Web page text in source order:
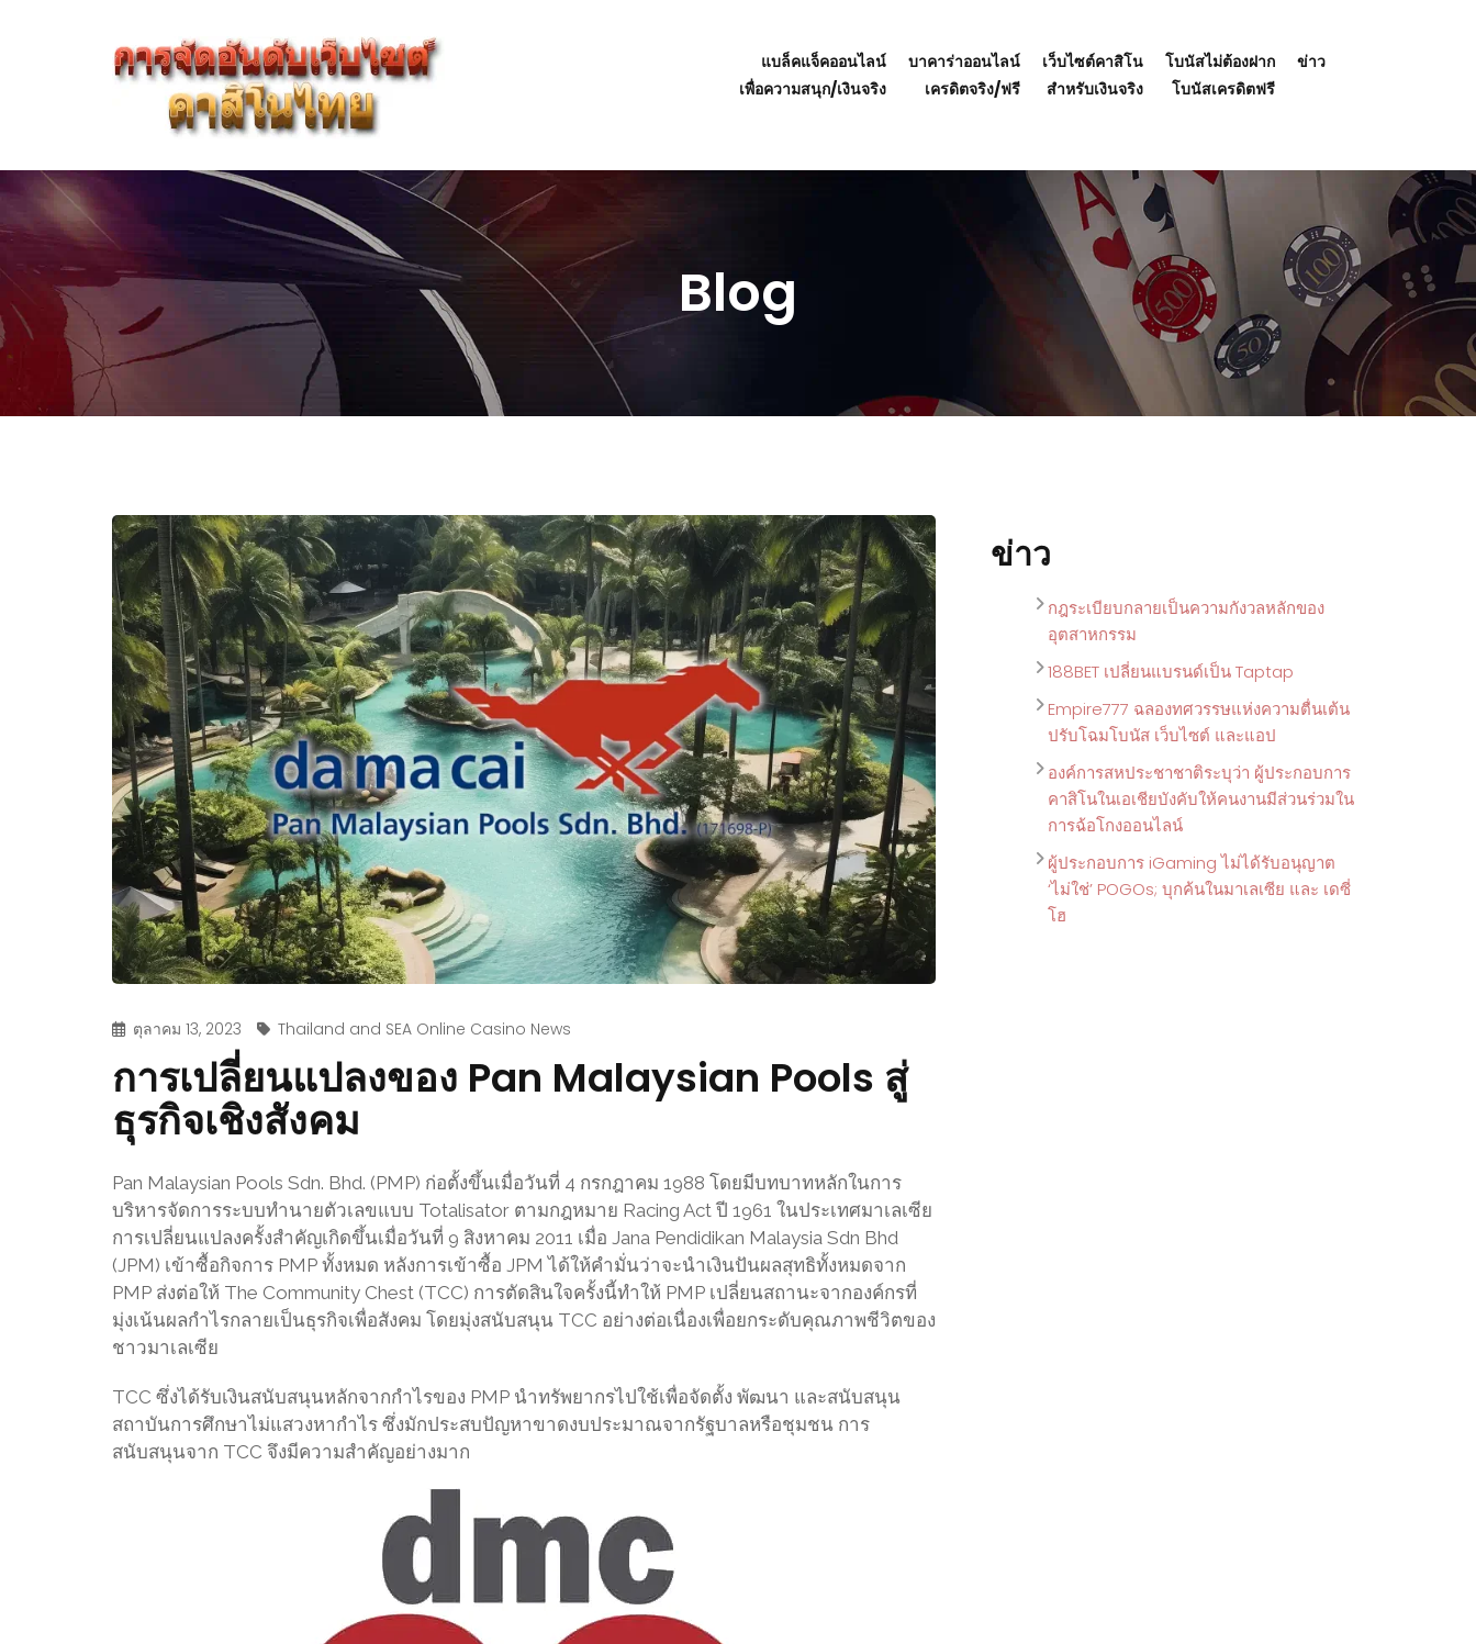
แบล็คแจ็คออนไลน์
เพื่อความสนุก/เงินจริง
บาคาร่าออนไลน์
เครดิตจริง/ฟรี
เว็บไซต์คาสิโน
สำหรับเงินจริง
โบนัสไม่ต้องฝาก
โบนัสเครดิตฟรี
ข่าว
Blog
ตุลาคม 13, 2023 Thailand and SEA Online Casino News
การเปลี่ยนแปลงของ Pan Malaysian Pools สู่
ธุรกิจเชิงสังคม
Pan Malaysian Pools Sdn. Bhd. (PMP) ก่อตั้งขึ้นเมื่อวันที่ 4 กรกฎาคม 1988 โดยมีบทบาทหลักในการ
บริหารจัดการระบบทำนายตัวเลขแบบ Totalisator ตามกฎหมาย Racing Act ปี 1961 ในประเทศมาเลเซีย
การเปลี่ยนแปลงครั้งสำคัญเกิดขึ้นเมื่อวันที่ 9 สิงหาคม 2011 เมื่อ Jana Pendidikan Malaysia Sdn Bhd
(JPM) เข้าซื้อกิจการ PMP ทั้งหมด หลังการเข้าซื้อ JPM ได้ให้คำมั่นว่าจะนำเงินปันผลสุทธิทั้งหมดจาก
PMP ส่งต่อให้ The Community Chest (TCC) การตัดสินใจครั้งนี้ทำให้ PMP เปลี่ยนสถานะจากองค์กรที่
มุ่งเน้นผลกำไรกลายเป็นธุรกิจเพื่อสังคม โดยมุ่งสนับสนุน TCC อย่างต่อเนื่องเพื่อยกระดับคุณภาพชีวิตของ
ชาวมาเลเซีย
TCC ซึ่งได้รับเงินสนับสนุนหลักจากกำไรของ PMP นำทรัพยากรไปใช้เพื่อจัดตั้ง พัฒนา และสนับสนุน
สถาบันการศึกษาไม่แสวงหากำไร ซึ่งมักประสบปัญหาขาดงบประมาณจากรัฐบาลหรือชุมชน การ
สนับสนุนจาก TCC จึงมีความสำคัญอย่างมาก
ข่าว
กฎระเบียบกลายเป็นความกังวลหลักของ
อุตสาหกรรม
188BET เปลี่ยนแบรนด์เป็น Taptap
Empire777 ฉลองทศวรรษแห่งความตื่นเต้น
ปรับโฉมโบนัส เว็บไซต์ และแอป
องค์การสหประชาชาติระบุว่า ผู้ประกอบการ
คาสิโนในเอเชียบังคับให้คนงานมีส่วนร่วมใน
การฉ้อโกงออนไลน์
ผู้ประกอบการ iGaming ไม่ได้รับอนุญาต
‘ไม่ใช่’ POGOs; บุกค้นในมาเลเซีย และ เดซี่
โฮ